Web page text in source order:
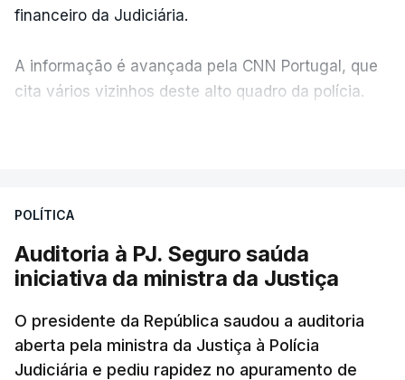
financeiro da Judiciária.
A informação é avançada pela CNN Portugal, que
cita vários vizinhos deste alto quadro da polícia.
apreendido numa operação de droga.
POLÍTICA
Auditoria à PJ. Seguro saúda
iniciativa da ministra da Justiça
O presidente da República saudou a auditoria
aberta pela ministra da Justiça à Polícia
Judiciária e pediu rapidez no apuramento de